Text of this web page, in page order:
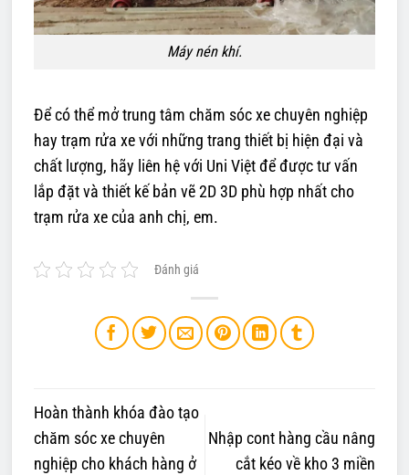
Máy nén khí.
Để có thể mở trung tâm chăm sóc xe chuyên nghiệp
hay trạm rửa xe với những trang thiết bị hiện đại và
chất lượng, hãy liên hệ với Uni Việt để được tư vấn
lắp đặt và thiết kế bản vẽ 2D 3D phù hợp nhất cho
trạm rửa xe của anh chị, em.
Đánh giá
Hoàn thành khóa đào tạo
chăm sóc xe chuyên
nghiệp cho khách hàng ở
Nhập cont hàng cầu nâng
cắt kéo về kho 3 miền